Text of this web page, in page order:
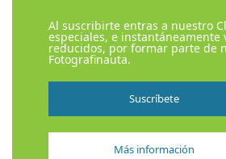
Al suscribirte entras a nuestro
especiales, e instantáneamente
reducidos, por formar parte de
Fotografinauta.
Suscríbete
Más información